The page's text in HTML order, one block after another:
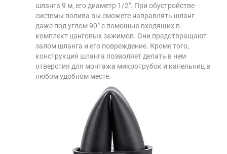
шланга 9 м, его диаметр 1/2". При обустройстве
системы полива вы сможете направлять шланг
даже под углом 90° с помощью входящих в
комплект цанговых зажимов. Они предотвращают
залом шланга и его повреждение. Кроме того,
конструкция шланга позволяет делать в нем
отверстия для монтажа микротрубок и капельниц в
любом удобном месте.